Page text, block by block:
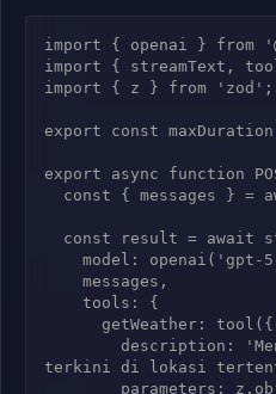
import { openai } from
import { streamText,
import { z } from 'zod';
export const
export async function
terkini di lokasi